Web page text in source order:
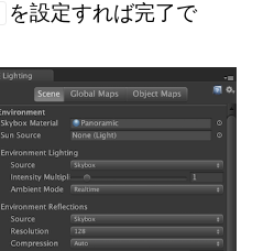
を設定すれば完了で